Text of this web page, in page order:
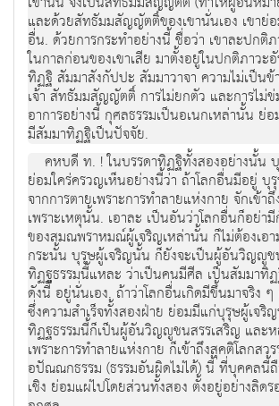
และด้วยสัทธัมมสัญญัตติ์ของเขานั่นเอง เขาย่
อื่น. ด้วยการกระทำอย่างนี้ ชื่อว่า เขาละปกติ
ในกาลก่อนของเขาเสีย มาตั้งอยู่ในปกติภาวะ
ทิฏฐิ สัมมาสังกัปปะ สัมมาวาจา ความไม่เป็น
เจ้า สัทธัมมสัญญัตติ์ การไม่ยกตัว และการไม่
อาการอย่างนี้ กุศลธรรมเป็นอเนกเหล่านั้น ย่อ
มีสัมมาทิฏฐิเป็นปัจจัย.
คหบดี ท. ! ในบรรดาทิฏฐิทั้งสองอย่างนั้น
ย่อมใคร่ครวญเห็นอย่างนี้ว่า ถ้าโลกอื่นมีอยู่ บุ
จากการตายเพราะการทำลายแห่งกาย จักเข้า
เพราะเหตุนั้น. เอาละ เป็นอันว่าโลกอื่นก็อย่า
ของสมณพราหมณ์ผู้เจริญเหล่านั้น ก็ไม่ต้องเอา
กระนั้น บุรุษผู้เจริญนั้น ก็ยังจะเป็นผู้อันวิญญูช
ทิฏฐธรรมนี้แหละ ว่าเป็นคนมีศีล เป็นสัมมาทิ
ดังนี้ อยู่นั่นเอง. ถ้าว่าโลกอื่นเกิดมีขึ้นมาจริง ๆ
ซึ่งความสำเร็จทั้งสองฝ่าย ย่อมมีแก่บุรุษผู้เจ
ทิฏฐธรรมนี้ก็เป็นผู้อันวิญญูชนสรรเสริญ และห
เพราะการทำลายแห่งกาย ก็เข้าถึงสุคติโลกส
อปัณณกธรรม (ธรรมอันผิดไม่ได้) นี้ ที่บุคคลนี้
เชิง ย่อมแผ่ไปโดยส่วนทั้งสอง ตั้งอยู่อย่างลิด